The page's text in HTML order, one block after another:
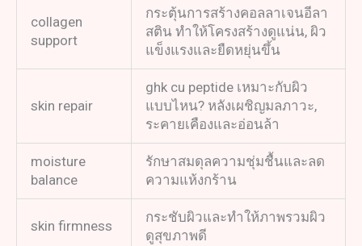
collagen
support
กระตุ้นการสร้างคอลลาเจนอีลา
สติน ทำให้โครงสร้างดูแน่น, ผิว
แข็งแรงและยืดหยุ่นขึ้น
skin repair
ghk cu peptide เหมาะกับผิว
แบบไหน? หลังเผชิญมลภาวะ,
ระคายเคืองและอ่อนล้า
moisture
balance
รักษาสมดุลความชุ่มชื้นและลด
ความแห้งกร้าน
skin firmness
กระชับผิวและทำให้ภาพรวมผิว
ดูสุขภาพดี